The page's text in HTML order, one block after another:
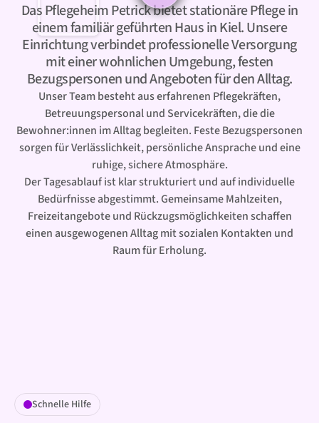
Das Pflegeheim Petrick bietet stationäre Pflege in
einem familiär geführten Haus in Kiel.Unsere
Einrichtung verbindet professionelle Versorgung
mit einer wohnlichen Umgebung, festen
Bezugspersonen und Angeboten für den Alltag.
Unser Team besteht aus erfahrenen Pflegekräften,
Betreuungspersonal und Servicekräften, die die
Bewohner:innen im Alltag begleiten. Feste Bezugspersonen
sorgen für Verlässlichkeit, persönliche Ansprache und eine
ruhige, sichere Atmosphäre.
Der Tagesablauf ist klar strukturiert und auf individuelle
Bedürfnisse abgestimmt. Gemeinsame Mahlzeiten,
Freizeitangebote und Rückzugsmöglichkeiten schaffen
einen ausgewogenen Alltag mit sozialen Kontakten und
Raum für Erholung.
Schnelle Hilfe